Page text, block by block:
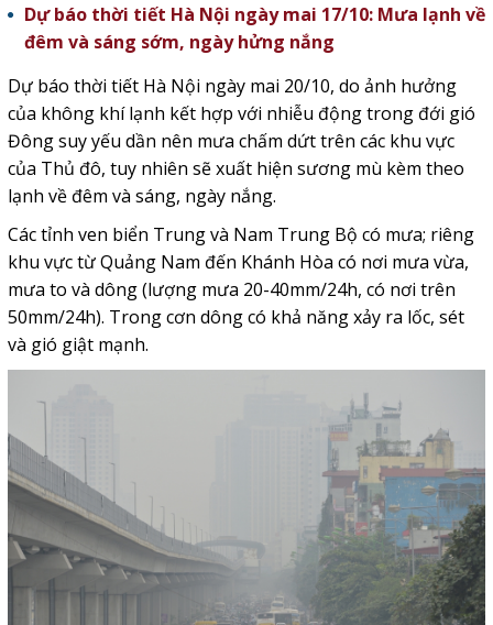
Dự báo thời tiết Hà Nội ngày mai 17/10: Mưa lạnh về
đêm và sáng sớm, ngày hửng nắng
Dự báo thời tiết Hà Nội ngày mai 20/10, do ảnh hưởng
của không khí lạnh kết hợp với nhiễu động trong đới gió
Đông suy yếu dần nên mưa chấm dứt trên các khu vực
của Thủ đô, tuy nhiên sẽ xuất hiện sương mù kèm theo
lạnh về đêm và sáng, ngày nắng.
Các tỉnh ven biển Trung và Nam Trung Bộ có mưa; riêng
khu vực từ Quảng Nam đến Khánh Hòa có nơi mưa vừa,
mưa to và dông (lượng mưa 20-40mm/24h, có nơi trên
50mm/24h). Trong cơn dông có khả năng xảy ra lốc, sét
và gió giật mạnh.